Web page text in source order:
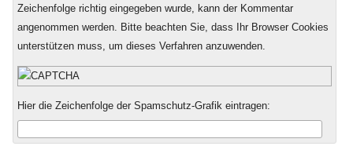
Zeichenfolge richtig eingegeben wurde, kann der Kommentar
angenommen werden. Bitte beachten Sie, dass Ihr Browser Cookies
unterstützen muss, um dieses Verfahren anzuwenden.
Hier die Zeichenfolge der Spamschutz-Grafik eintragen: